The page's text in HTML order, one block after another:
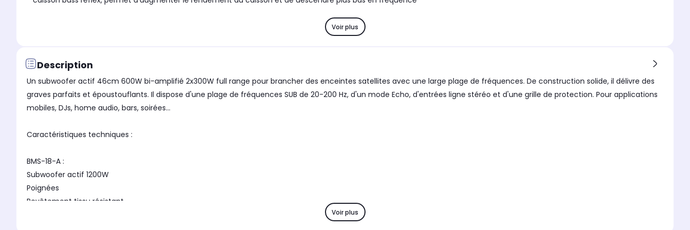
Voir plus
Description
Un subwoofer actif 46cm 600W bi-amplifié 2x300W full range pour brancher des enceintes satellites avec une large plage de fréquences. De construction solide, il délivre des
graves parfaits et époustouflants. Il dispose d'une plage de fréquences SUB de 20-200 Hz, d'un mode Echo, d'entrées ligne stéréo et d'une grille de protection. Pour applications
mobiles, DJs, home audio, bars, soirées...
Caractéristiques techniques :
BMS-18-A :
Subwoofer actif 1200W
Poignées
Revêtement tissu résistant
Voir plus